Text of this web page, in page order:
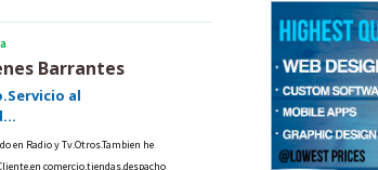
Barrantes
al
en Radio y Tv.Otros.Tambien he
comercio,tiendas,despacho